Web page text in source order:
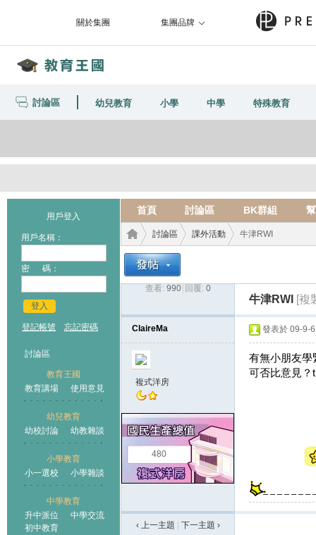
關於集團 集團品牌
討論區 幼兒教育 小學 中學 特殊教育
用戶登入
用戶名稱：
密 碼：
登入
登記帳號 忘記密碼
討論區
教育王國
教育講場
使用意見
幼兒教育
幼校討論
幼教雜談
小學教育
小一選校
小學雜談
中學教育
升中派位
中學交流
初中教育
首頁 討論區 BK群組
王國
討論區
›
課外活動 牛津RWI
查看: 990 回覆: 0
牛津RWI [複
ClaireMa
複式洋房
480
發表於 09-9-
有無小朋友學
可否比意見？
‹ 上一主題 下一主題 ›